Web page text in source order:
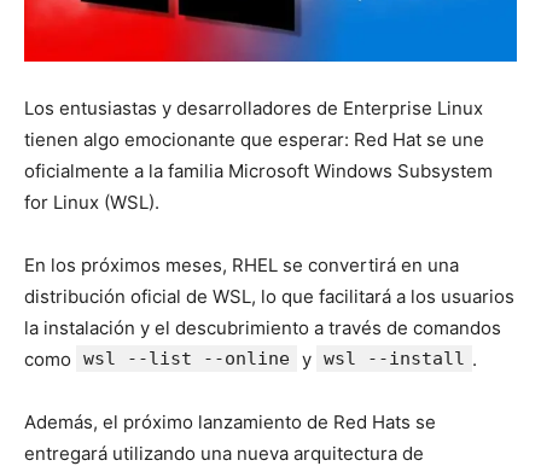
Los entusiastas y desarrolladores de Enterprise Linux
tienen algo emocionante que esperar: Red Hat se une
oficialmente a la familia Microsoft Windows Subsystem
for Linux (WSL).
En los próximos meses, RHEL se convertirá en una
distribución oficial de WSL, lo que facilitará a los usuarios
la instalación y el descubrimiento a través de comandos
como
wsl --list --online y wsl --install .
Además, el próximo lanzamiento de Red Hats se
entregará utilizando una nueva arquitectura de